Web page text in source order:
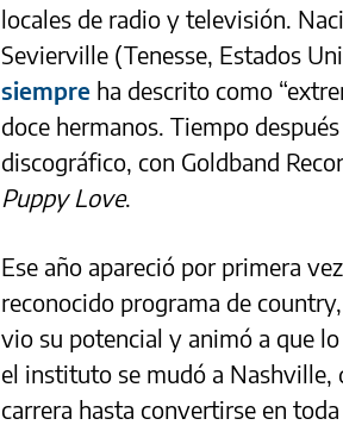
locales de radio y televisión.
Sevierville (Tenesse, Estados
siempre ha descrito como
doce hermanos. Tiempo
discográfico, con Goldband
Puppy Love.
Ese año apareció por primera
reconocido programa de
vio su potencial y animó a que
el instituto se mudó a Nashville,
carrera hasta convertirse en